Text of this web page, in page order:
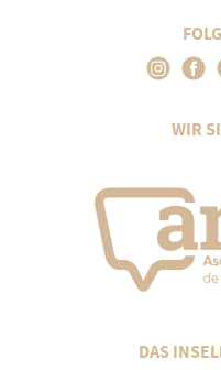
WIR
DAS